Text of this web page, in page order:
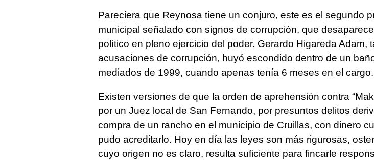
Pareciera que Reynosa tiene un conjuro, este es el segundo
municipal señalado con signos de corrupción, que
político en pleno ejercicio del poder. Gerardo Higareda Adam,
acusaciones de corrupción, huyó escondido dentro de un
mediados de 1999, cuando apenas tenía 6 meses en el cargo.
Existen versiones de que la orden de aprehensión contra
por un Juez local de San Fernando, por presuntos delitos
compra de un rancho en el municipio de Cruillas, con dinero
pudo acreditarlo. Hoy en día las leyes son más rigurosas,
cuyo origen no es claro, resulta suficiente para fincarle